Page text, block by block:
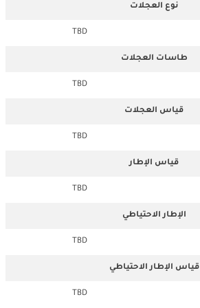
نوع العجلات
TBD
طاسات العجلات
TBD
قياس العجلات
TBD
قياس الإطار
TBD
الإطار الاحتياطي
TBD
قياس الإطار الاحتياطي
TBD